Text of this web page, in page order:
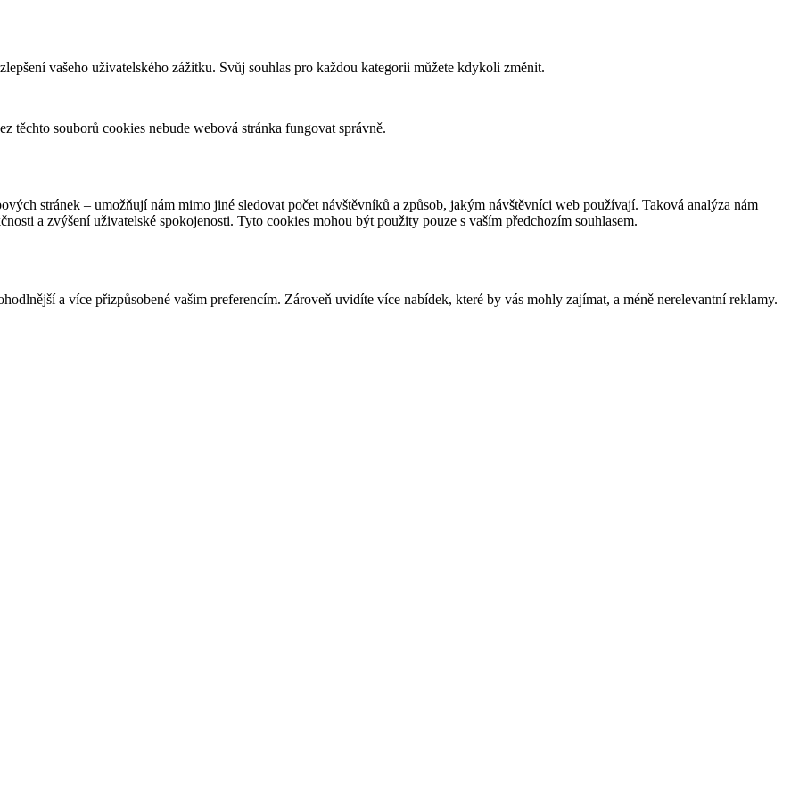
vašeho uživatelského zážitku. Svůj souhlas pro každou kategorii můžete kdykoli změnit.
těchto souborů cookies nebude webová stránka fungovat správně.
stránek – umožňují nám mimo jiné sledovat počet návštěvníků a způsob, jakým návštěvníci web používají. Taková analýza nám
a zvýšení uživatelské spokojenosti. Tyto cookies mohou být použity pouze s vaším předchozím souhlasem.
a více přizpůsobené vašim preferencím. Zároveň uvidíte více nabídek, které by vás mohly zajímat, a méně nerelevantní reklamy.